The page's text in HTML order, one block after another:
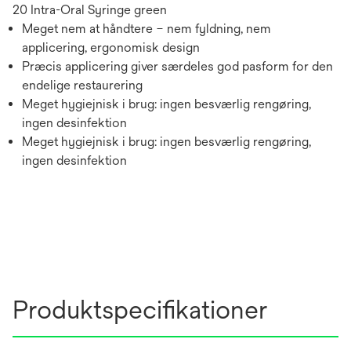
20 Intra-Oral Syringe green
Meget nem at håndtere – nem fyldning, nem
applicering, ergonomisk design
Præcis applicering giver særdeles god pasform for den
endelige restaurering
Meget hygiejnisk i brug: ingen besværlig rengøring,
ingen desinfektion
Meget hygiejnisk i brug: ingen besværlig rengøring,
ingen desinfektion
Produktspecifikationer